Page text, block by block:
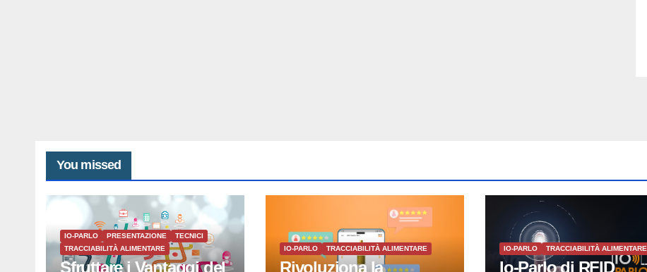
You missed
IO-PARLO PRESENTAZIONE
TECNICI
TRACCIABILITÀ ALIMENTARE
Sfruttare i Vantaggi del
IO-PARLO TRACCIABILITÀ ALIMENTARE
Rivoluziona la
IO-PARLO TRACCIABILITÀ ALIMENTARE
Io-Parlo di RFID